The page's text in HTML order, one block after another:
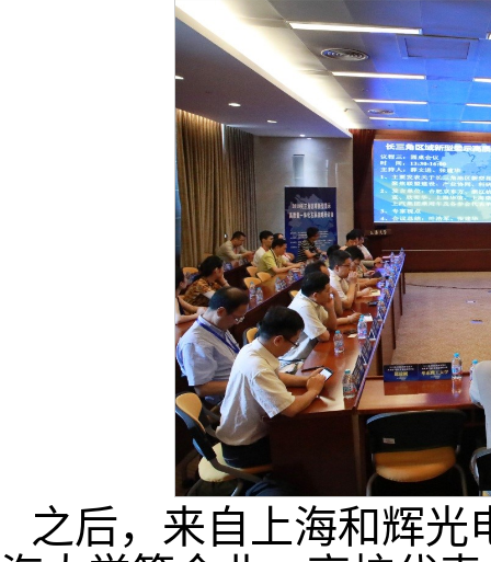
之后，来自上海和辉光